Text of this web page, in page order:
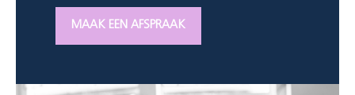
MAAK EEN AFSPRAAK